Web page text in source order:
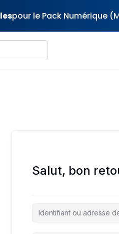
pour le Pack Numérique
Salut, bon